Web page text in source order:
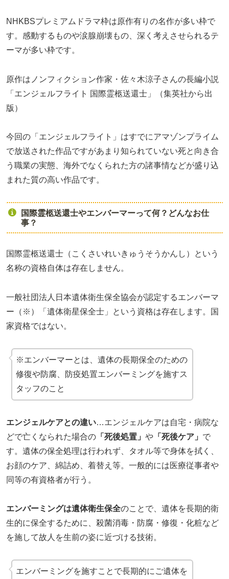
NHKBSプレミアムドラマ枠は原作有りの名作が多い枠で
す。感動するものや涙腺崩壊もの、深く考えさせられるテ
ーマが多い枠です。
原作はノンフィクション作家・佐々木涼子さんの長編小説
「エンジェルフライト 国際霊柩送還士」（集英社から出
版）
今回の「エンジェルフライト」はすでにアマゾンプライム
で放送された作品ですがあまり知られていない死と向き合
う職業の実態、海外でなくられた方の諸事情などが盛り込
まれた質の高い作品です。
国際霊柩送還士やエンバーマーって何？どんなお仕
事？
国際霊柩送還士（こくさいれいきゅうそうかんし）という
名称の資格自体は存在しません。
一般社団法人日本遺体衛生保全協会が認定するエンバーマ
ー（※）「遺体衛星保全士」という資格は存在します。国
家資格ではない。
※エンバーマーとは、遺体の長期保全のための
修復や防腐、防疫処置エンバーミングを施すス
タッフのこと
エンジェルケアとの違い…エンジェルケアは自宅・病院な
どで亡くなられた場合の 「死後処置」 や 「死後ケア」 で
す。遺体の保全処理は行われず、タオル等で身体を拭く、
お顔のケア、綿詰め、着替え等。一般的には医療従事者や
同等の有資格者が行う。
エンバーミングは遺体衛生保全のことで、遺体を長期的衛
生的に保全するために、殺菌消毒・防腐・修復・化粧など
を施して故人を生前の姿に近づける技術。
エンバーミングを施すことで長期的にご遺体を